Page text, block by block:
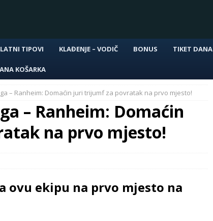
TIPOVI KLAĐENJE – VODIČ BONUS TIKET DANA
KOŠARKA
– Ranheim: Domaćin juri trijumf za povratak na prvo mjesto!
– Ranheim: Domaćin
na prvo mjesto!
ovu ekipu na prvo mjesto na